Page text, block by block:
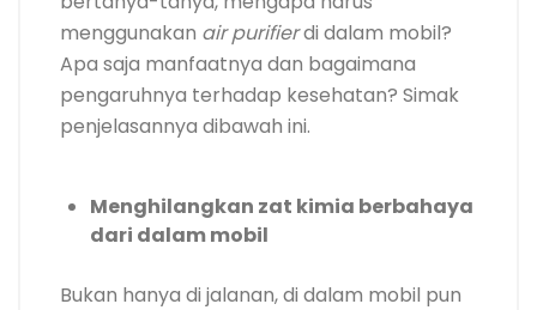
menggunakan air purifierdi dalam mobil?
Apa saja manfaatnya dan bagaimana
pengaruhnya terhadap kesehatan? Simak
penjelasannya dibawah ini.
Menghilangkan zat kimia berbahaya
dari dalam mobil
Bukan hanya di jalanan, di dalam mobil pun